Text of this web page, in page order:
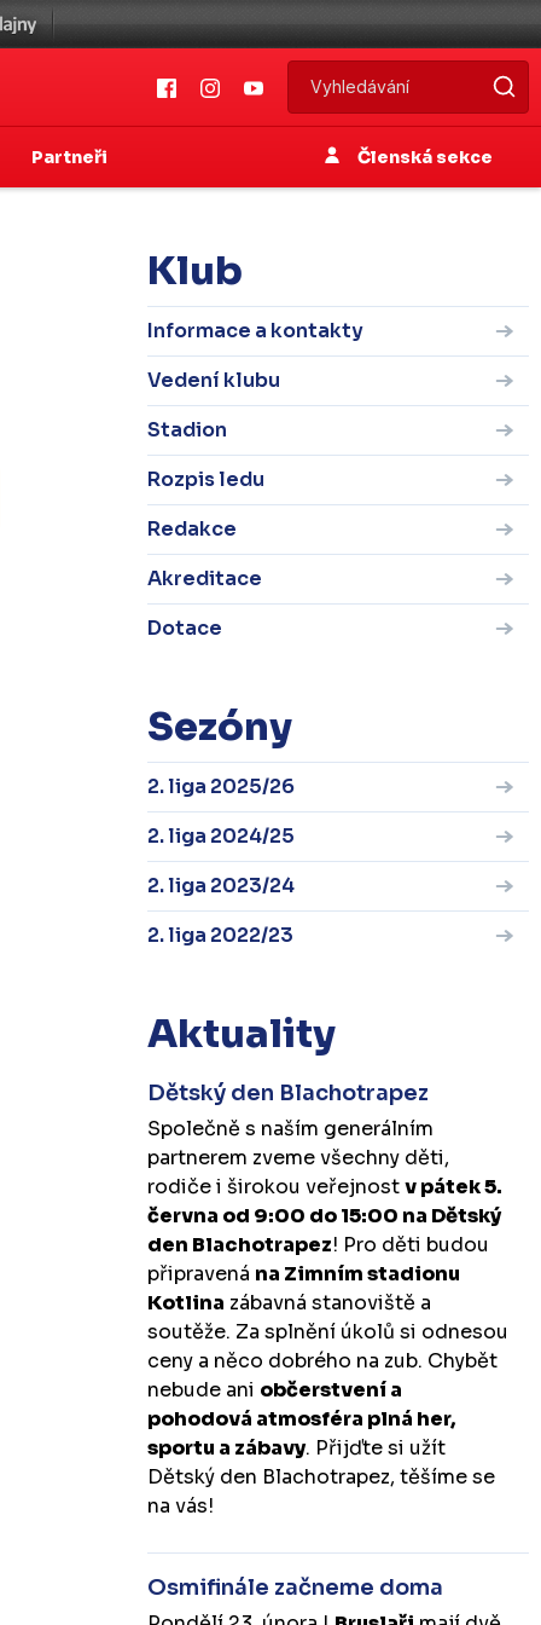
Partneři Členská sekce
Klub
Informace a kontakty
Vedení klubu
Stadion
Rozpis ledu
Redakce
Akreditace
Dotace
Sezóny
2. liga 2025/26
2. liga 2024/25
2. liga 2023/24
2. liga 2022/23
Aktuality
Dětský den Blachotrapez
Společně s naším generálním
partnerem zveme všechny děti,
rodiče i širokou veřejnostv pátek 5.
června od 9:00 do 15:00 na Dětský
den Blachotrapez! Pro děti budou
připravená na Zimním stadionu
Kotlina zábavná stanoviště a
soutěže. Za splnění úkolů si odnesou
ceny a něco dobrého na zub. Chybět
nebude ani občerstvení a
pohodová atmosféra plná her,
sportu a zábavy. Přijďte si užít
Dětský den Blachotrapez, těšíme se
na vás!
Osmifinále začneme doma